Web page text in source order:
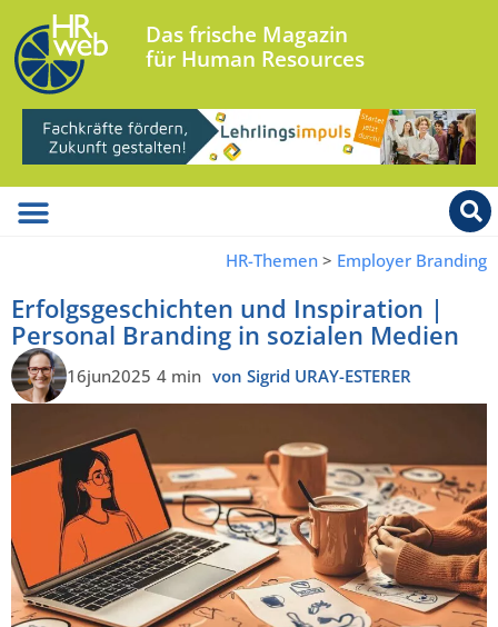
Das frische Magazin
für Human Resources
HR-Themen > Employer Branding
Erfolgsgeschichten und Inspiration |
Personal Branding in sozialen Medien
16jun2025 4 min von Sigrid URAY-ESTERER